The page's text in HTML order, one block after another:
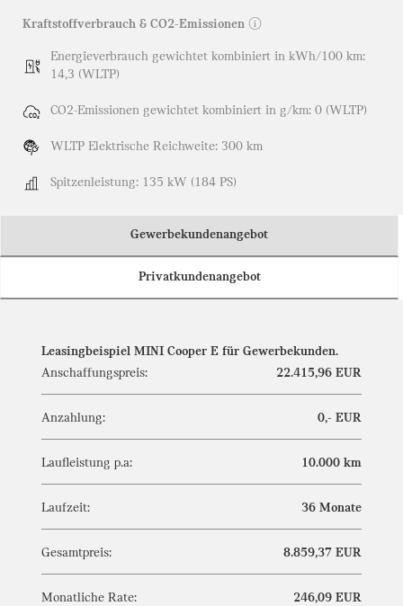
Gewerbekundenangebot
Privatkundenangebot
Leasingbeispiel MINI Cooper E für Gewerbekunden.
Anschaffungspreis:
22.415,96 EUR
Anzahlung: 0,- EUR
Laufleistung p.a: 10.000 km
Laufzeit: 36 Monate
Gesamtpreis: 8.859,37 EUR
Monatliche Rate: 246,09 EUR
Kraftstoffverbrauch & CO2-Emissionen ⓘ
Energieverbrauch gewichtet kombiniert in kWh/100 km:
14,3 (WLTP)
CO2-Emissionen gewichtet kombiniert in g/km: 0 (WLTP)
WLTP Elektrische Reichweite: 300 km
Spitzenleistung: 135 kW (184 PS)